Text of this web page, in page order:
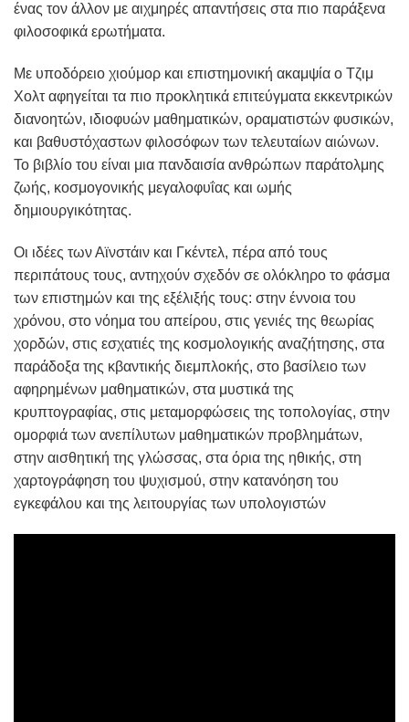
ένας τον άλλον με αιχμηρές απαντήσεις στα πιο παράξενα
φιλοσοφικά ερωτήματα.
Με υποδόρειο χιούμορ και επιστημονική ακαμψία ο Τζιμ
Χολτ αφηγείται τα πιο προκλητικά επιτεύγματα εκκεντρικών
διανοητών, ιδιοφυών μαθηματικών, οραματιστών φυσικών,
και βαθυστόχαστων φιλοσόφων των τελευταίων αιώνων.
Το βιβλίο του είναι μια πανδαισία ανθρώπων παράτολμης
ζωής, κοσμογονικής μεγαλοφυΐας και ωμής
δημιουργικότητας.
Οι ιδέες των Αϊνστάιν και Γκέντελ, πέρα από τους
περιπάτους τους, αντηχούν σχεδόν σε ολόκληρο το φάσμα
των επιστημών και της εξέλιξής τους: στην έννοια του
χρόνου, στο νόημα του απείρου, στις γενιές της θεωρίας
χορδών, στις εσχατιές της κοσμολογικής αναζήτησης, στα
παράδοξα της κβαντικής διεμπλοκής, στο βασίλειο των
αφηρημένων μαθηματικών, στα μυστικά της
κρυπτογραφίας, στις μεταμορφώσεις της τοπολογίας, στην
ομορφιά των ανεπίλυτων μαθηματικών προβλημάτων,
στην αισθητική της γλώσσας, στα όρια της ηθικής, στη
χαρτογράφηση του ψυχισμού, στην κατανόηση του
εγκεφάλου και της λειτουργίας των υπολογιστών